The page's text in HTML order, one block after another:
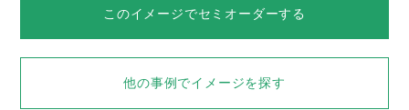
このイメージでセミオーダーする
他の事例でイメージを探す